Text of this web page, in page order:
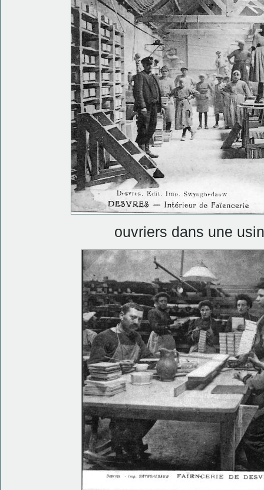
ouvriers dans une